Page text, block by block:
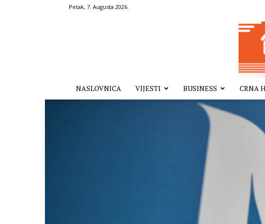
Petak, 7. Augusta 2026.
NASLOVNICA VIJESTI BUSINESS CRNA